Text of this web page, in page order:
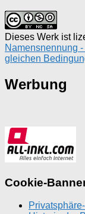
Dieses Werk ist
Namensnennung
gleichen
Werbung
Cookie-